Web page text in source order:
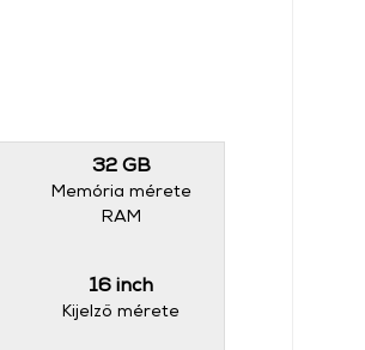
32 GB
Memória mérete
RAM
16 inch
Kijelző mérete